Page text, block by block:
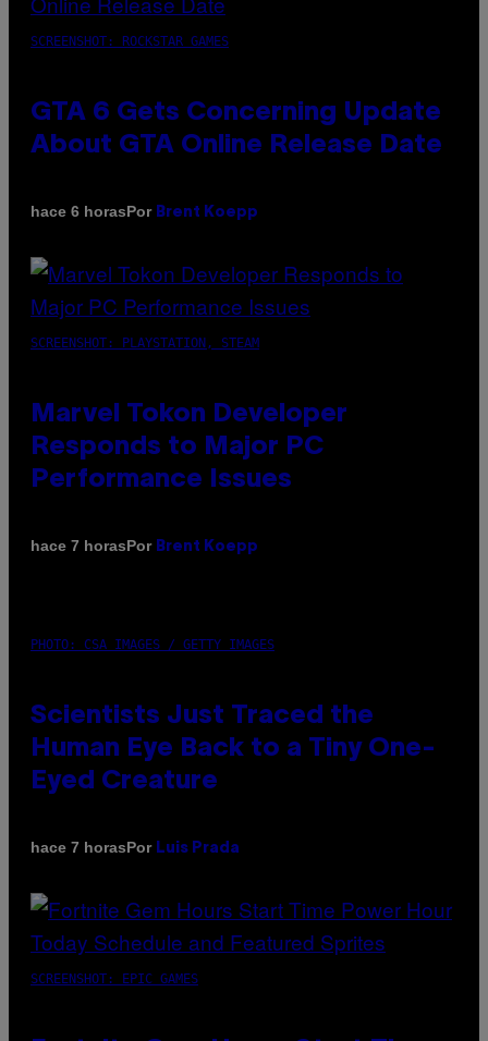
SCREENSHOT: ROCKSTAR GAMES
GTA 6 Gets Concerning Update
About GTA Online Release Date
hace 6 horasPor Brent Koepp
SCREENSHOT: PLAYSTATION, STEAM
Marvel Tokon Developer
Responds to Major PC
Performance Issues
hace 7 horasPor Brent Koepp
PHOTO: CSA IMAGES / GETTY IMAGES
Scientists Just Traced the
Human Eye Back to a Tiny One-
Eyed Creature
hace 7 horasPor Luis Prada
SCREENSHOT: EPIC GAMES